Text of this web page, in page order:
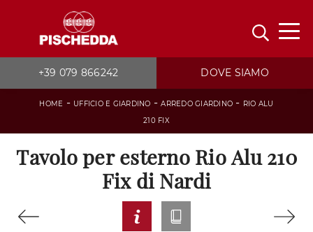
+39 079 866242 DOVE SIAMO
HOME - UFFICIO E GIARDINO -ARREDO GIARDINO - RIO ALU
210 FIX
Tavolo per esterno Rio Alu 210
Fix di Nardi